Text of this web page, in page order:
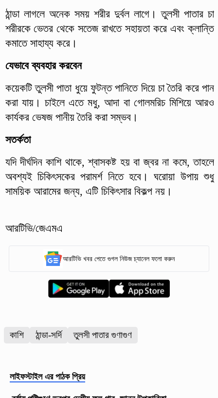
ঠান্ডা লাগলে অনেক সময় শরীর দুর্বল লাগে। তুলসী পাতার চা
শরীরকে ভেতর থেকে সতেজ রাখতে সহায়তা করে এবং ক্লান্তি
কমাতে সাহায্য করে।
যেভাবে ব্যবহার করবেন
কয়েকটি তুলসী পাতা ধুয়ে ফুটন্ত পানিতে দিয়ে চা তৈরি করে পান
করা যায়। চাইলে এতে মধু, আদা বা গোলমরিচ মিশিয়ে আরও
কার্যকর ভেষজ পানীয় তৈরি করা সম্ভব।
সতর্কতা
যদি দীর্ঘদিন কাশি থাকে, শ্বাসকষ্ট হয় বা জ্বর না কমে, তাহলে
অবশ্যই চিকিৎসকের পরামর্শ নিতে হবে। ঘরোয়া উপায় শুধু
সাময়িক আরামের জন্য, এটি চিকিৎসার বিকল্প নয়।
আরটিভি/জেএমএ
আরটিভি খবর পেতে গুগল নিউজ চ্যানেল ফলো করুন
কাশি ঠান্ডা-সর্দি তুলসী পাতার গুণাগুণ
লাইফস্টাইল এর পাঠক প্রিয়